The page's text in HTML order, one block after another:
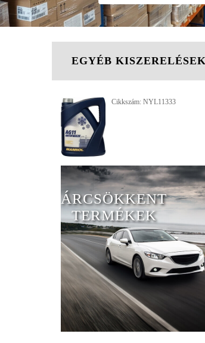
EGYÉB KISZERELÉSEK
Cikkszám: NYL11333
ÁRCSÖKKENT
TERMÉKEK